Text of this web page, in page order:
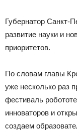
Губернатор Санкт-
развитие науки и
приоритетов.
По словам главы
уже несколько раз
фестиваль
инноваторов и
создаем